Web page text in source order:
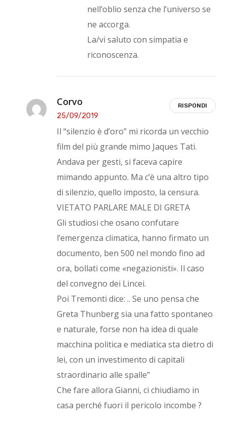
nell’oblio senza che l’universo se
ne accorga.
La/vi saluto con simpatia e
riconoscenza.
Corvo
25/09/2019
Il “silenzio è d’oro” mi ricorda un vecchio
film del più grande mimo Jaques Tati.
Andava per gesti, si faceva capire
mimando appunto. Ma c’è una altro tipo
di silenzio, quello imposto, la censura.
VIETATO PARLARE MALE DI GRETA
Gli studiosi che osano confutare
l’emergenza climatica, hanno firmato un
documento, ben 500 nel mondo fino ad
ora, bollati come «negazionisti». Il caso
del convegno dei Lincei.
Poi Tremonti dice: .. Se uno pensa che
Greta Thunberg sia una fatto spontaneo
e naturale, forse non ha idea di quale
macchina politica e mediatica sta dietro di
lei, con un investimento di capitali
straordinario alle spalle”
Che fare allora Gianni, ci chiudiamo in
casa perché fuori il pericolo incombe ?
RISPONDI